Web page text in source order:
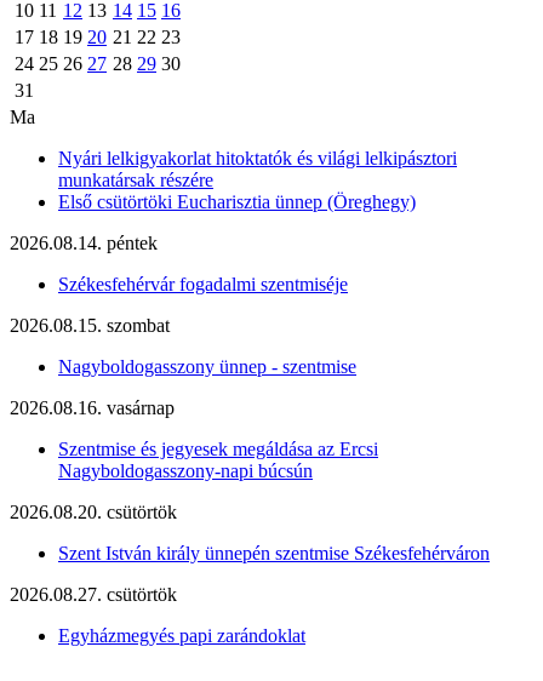
10 11 12 13 14 15 16
17 18 19 20 21 22 23
24 25 26 27 28 29 30
31
Ma
Nyári lelkigyakorlat hitoktatók és világi lelkipásztori
munkatársak részére
Első csütörtöki Eucharisztia ünnep (Öreghegy)
2026.08.14. péntek
Székesfehérvár fogadalmi szentmiséje
2026.08.15. szombat
Nagyboldogasszony ünnep - szentmise
2026.08.16. vasárnap
Szentmise és jegyesek megáldása az Ercsi
Nagyboldogasszony-napi búcsún
2026.08.20. csütörtök
Szent István király ünnepén szentmise Székesfehérváron
2026.08.27. csütörtök
Egyházmegyés papi zarándoklat